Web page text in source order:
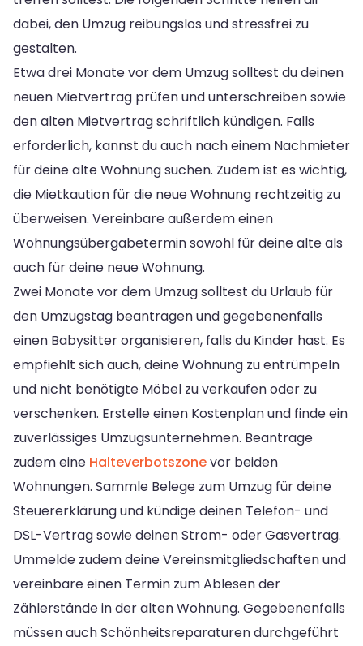
dabei, den Umzug reibungslos und stressfrei zu
gestalten.
Etwa drei Monate vor dem Umzug solltest du deinen
neuen Mietvertrag prüfen und unterschreiben sowie
den alten Mietvertrag schriftlich kündigen. Falls
erforderlich, kannst du auch nach einem Nachmieter
für deine alte Wohnung suchen. Zudem ist es wichtig,
die Mietkaution für die neue Wohnung rechtzeitig zu
überweisen. Vereinbare außerdem einen
Wohnungsübergabetermin sowohl für deine alte als
auch für deine neue Wohnung.
Zwei Monate vor dem Umzug solltest du Urlaub für
den Umzugstag beantragen und gegebenenfalls
einen Babysitter organisieren, falls du Kinder hast. Es
empfiehlt sich auch, deine Wohnung zu entrümpeln
und nicht benötigte Möbel zu verkaufen oder zu
verschenken. Erstelle einen Kostenplan und finde ein
zuverlässiges Umzugsunternehmen. Beantrage
zudem eine Halteverbotszonevor beiden
Wohnungen. Sammle Belege zum Umzug für deine
Steuererklärung und kündige deinen Telefon- und
DSL-Vertrag sowie deinen Strom- oder Gasvertrag.
Ummelde zudem deine Vereinsmitgliedschaften und
vereinbare einen Termin zum Ablesen der
Zählerstände in der alten Wohnung. Gegebenenfalls
müssen auch Schönheitsreparaturen durchgeführt